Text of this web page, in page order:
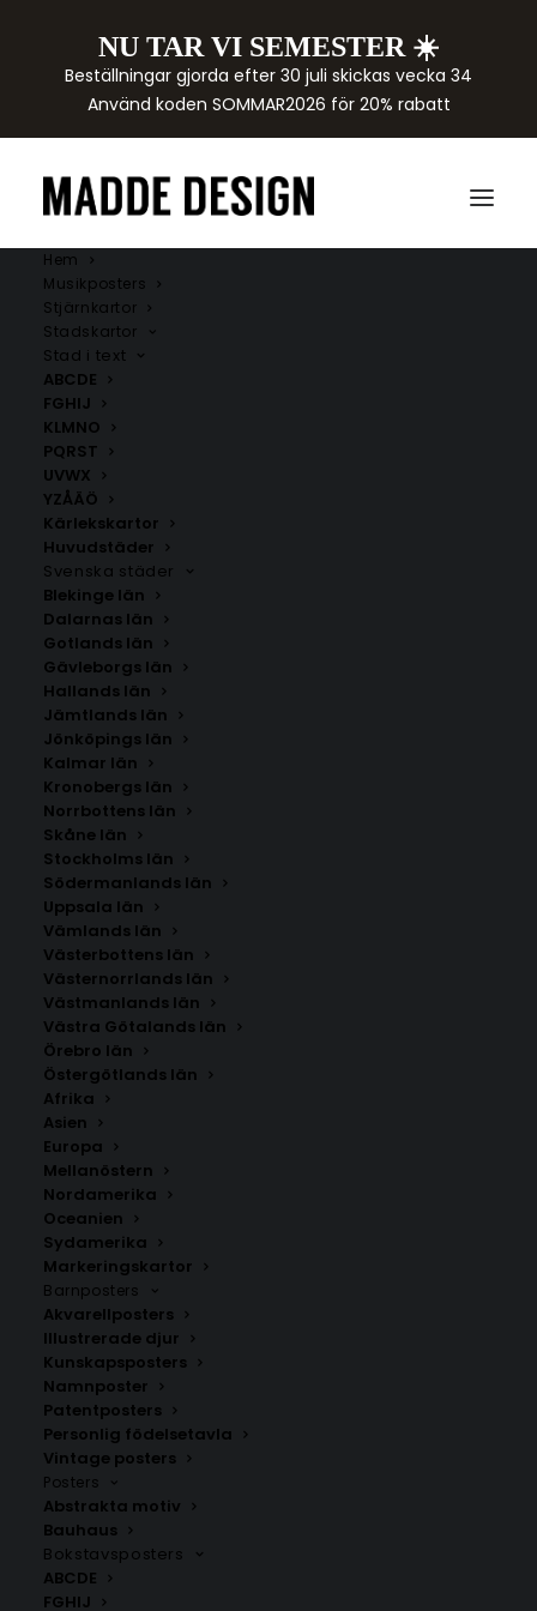
NU TAR VI SEMESTER ☀️
Beställningar gjorda efter 30 juli skickas vecka 34
Använd koden SOMMAR2026 för 20% rabatt
Hem
Musikposters
Stjärnkartor
Stadskartor
Stad i text
ABCDE
FGHIJ
KLMNO
PQRST
UVWX
YZÅÄÖ
Kärlekskartor
Huvudstäder
Svenska städer
Blekinge län
Dalarnas län
Gotlands län
Gävleborgs län
Hallands län
Jämtlands län
Jönköpings län
Kalmar län
Kronobergs län
Norrbottens län
Skåne län
Stockholms län
Södermanlands län
Uppsala län
Vämlands län
Västerbottens län
Västernorrlands län
Västmanlands län
Västra Götalands län
Örebro län
Östergötlands län
Afrika
Asien
Europa
Mellanöstern
Nordamerika
Oceanien
Sydamerika
Markeringskartor
Barnposters
Akvarellposters
Illustrerade djur
Kunskapsposters
Namnposter
Patentposters
Personlig födelsetavla
Vintage posters
Posters
Abstrakta motiv
Bauhaus
Bokstavsposters
ABCDE
FGHIJ
SÖK AFFISCHER
Sök
efter:
Inget hittades
It seems we can’t find what you’re looking for.
Perhaps searching can help.
SNABB LEVERANS
1-2 arbetsdagar
BILLIG FRAKT
39 kr i frakt inom Sverige